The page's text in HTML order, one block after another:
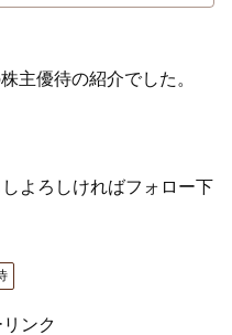
主優待の紹介でした。
よろしければフォロー下
ンク